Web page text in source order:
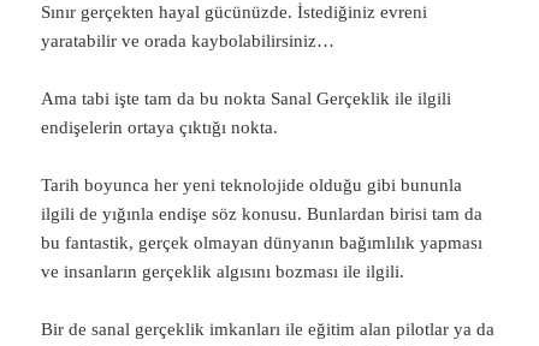
Sınır gerçekten hayal gücünüzde. İstediğiniz evreni
yaratabilir ve orada kaybolabilirsiniz…
Ama tabi işte tam da bu nokta Sanal Gerçeklik ile ilgili
endişelerin ortaya çıktığı nokta.
Tarih boyunca her yeni teknolojide olduğu gibi bununla
ilgili de yığınla endişe söz konusu. Bunlardan birisi tam da
bu fantastik, gerçek olmayan dünyanın bağımlılık yapması
ve insanların gerçeklik algısını bozması ile ilgili.
Bir de sanal gerçeklik imkanları ile eğitim alan pilotlar ya da